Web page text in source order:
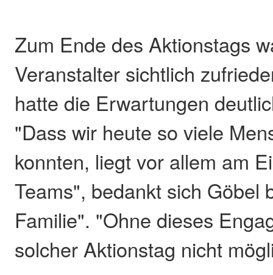
Zum Ende des Aktionstags
Veranstalter sichtlich
hatte die Erwartungen
"Dass wir heute so viele
konnten, liegt vor allem am
Teams", bedankt sich Göbel
Familie". "Ohne dieses
solcher Aktionstag nicht